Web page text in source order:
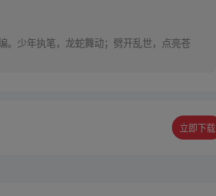
。少年执笔，龙蛇舞动；劈开乱世，点亮苍
立即下载